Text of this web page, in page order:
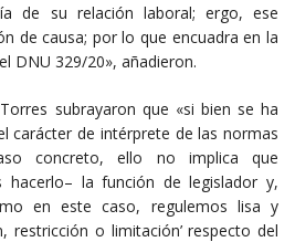
de su relación laboral; ergo, ese
de causa; por lo que encuadra en la
DNU 329/20», añadieron.
subrayaron que «si bien se ha
carácter de intérprete de las normas
concreto, ello no implica que
hacerlo– la función de legislador y,
en este caso, regulemos lisa y
restricción o limitación’ respecto del